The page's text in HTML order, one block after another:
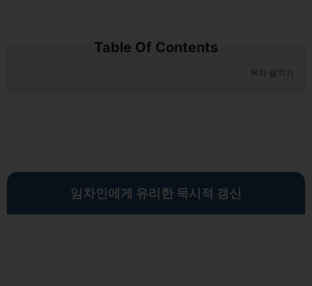
Table Of Contents
목차 펼치기
임차인에게 유리한 묵시적 갱신